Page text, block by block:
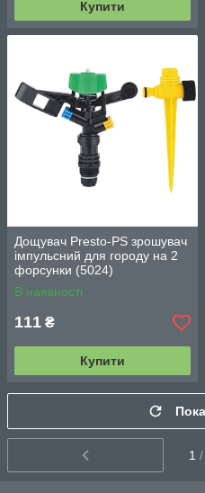
Купити
Дощувач Presto-PS зрошувач
імпульсний для городу на 2
форсунки (5024)
В наявності
111 ₴
Купити
1